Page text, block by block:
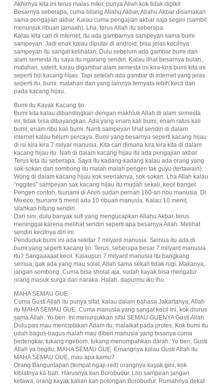
Akhirnya kita ini terus malas mikir, punya Allah kok tidak dipikir.
Besarnya seberapa, cuma bilang Allahu Akbar, Allahu Akbar disamakan
sama pengajian akbar. Kalau cuma pengajian akbar saja segini (sambil
menunjuk ribuan jamaah). Lha, terus Allah itu seberapa.
Kalau kita cari di internet, itu ada gambarnya sampeyan sama bumi
sampeyan. Jadi enak kalau diputar di android, bisa jelas kecilnya
sampeyan itu sangat kelihatan. Dulu sebelum ada gambar bumi dan
alam semesta itu saya itu ngarang sendiri. Kalau lihat besarnya bulan,
matahari, satelit, kalau digambar alam semesta ini kira-kira bumi kita ini
seperti biji kacang hijau. Tapi setelah ada gambar di internet yang jelas
seperti itu, bumi, matahari dan yang lainnya ternyata lebih kecil dari
pada kacang hijau.
Bumi itu Kayak Kacang Ijo
Bumi kita kalau dibandingkan dengan makhluk Allah di alam semesta
ini, tidak bisa dibayangkan. Ada yang enam kali bumi, enam ratus kali
bumi, enam ribu kali bumi. Nanti sampeyan lihat sendiri di dalam
internet kalau belum percaya. Bumi yang besarnya seperti kacang hijau
di isi kira kira 7 milyar manusia. Kita cari dimana kira kira kita di dalam
kacang hijau itu. Nah di dalam kacang hijau itu ada pengajian akbar.
Terus kita itu seberapa. Saya itu kadang-kadang kalau ada orang yang
sok-sokan dan sombong itu malah malah pengen tak guyu (tertawain).
Wong di dalam kacang hijau kok seenaknya, sok-sokan. Lha Allah kalau
“nggites” sampeyan sak kacang hijau itu mudah sekali, kecil banget.
Pengen contoh, tsunami di Aceh sudah pernah 160-an ribu manusia. Di
Mexico, tsunami 5 menit ada 10 ribuan manusia. Kalau 10 menit,
silahkan hitung sendiri.
Dari sini, dulu banyak sufi yang mengucapkan Allahu Akbar, terus
meninggal karena melihat sendiri seperti apa besarnya Allah. Melihat
sendiri kecilnya diri ini.
Penduduk bumi ini ada sekitar 7 milyard manusia. Semua itu ada di
bumi yang seperti kacang ijo. Terus, seberapa besar 7 milyard manusia
itu? Sangaaaaat kecil. Kalaupun 7 milyard manusia itu bangkang
semua, gak ada yang mau solat, Allah sama sekali tidak rugi. Makanya,
jangan sombong. Cuma bisa sholat aja, sudah kayak bisa mengatur
orang masuk surga dan naraka. Halah, dapurmu iku lho.
MAHA SEMAU GUE
Cuma Gusti Allah itu punya sifat, kalau dalam bahasa Jakartanya, Allah
itu MAHA SEMAU GUE. Cuma manusia yang sangat kecil ini, kok diurus
sama Allah. Yo ben. Ini menunjukkan sifat SEMAU GUENYA Gusti Allah.
Dulu pas mau menciptakan Adam itu, malaikat pada protes. Kok bumi itu
udah bagus-bagus malah mau diberi manusia yang bisanya cuma
bertengkar, tukang ngebom, tukang menumpahkan darah. Yo ben, Gusti
Allah ya begitu, MAHA SEMAU GUE. Emangnya kalau Gusti Allah itu
MAHA SEMAU GUE, mau apa kamu?
Orang Banguntapan (tempat ngaji-red) orangnya kayak gini, kok
kiblatnya ka`bah. Harusnya kan Borobudur. Lho sampean jangan
ketawa, orang kayak kalian kan potongan Borobudur. Rumahnya dekat